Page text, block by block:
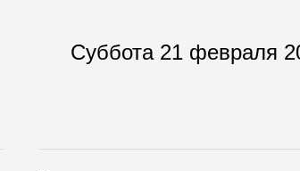
Суббота 21 февраля